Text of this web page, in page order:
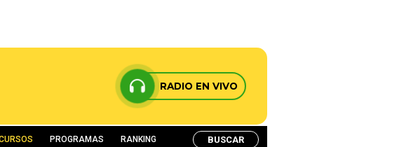
RADIO EN VIVO
PROGRAMAS RANKING BUSCAR